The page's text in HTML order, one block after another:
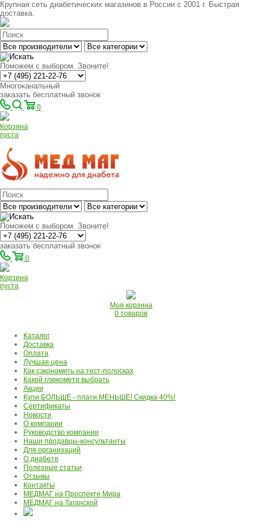
Крупная сеть диабетических магазинов в России с 2001 г. Быстрая
доставка.
Поможем с выбором. Звоните!
Многоканальный
заказать бесплатный звонок
0
Корзина
пуста
Поможем с выбором. Звоните!
заказать бесплатный звонок
0
Корзина
пуста
Моя корзина
0 товаров
Каталог
Доставка
Оплата
Лучшая цена
Как сэкономить на тест-полосках
Какой глюкометр выбрать
Акции
Купи БОЛЬШЕ - плати МЕНЬШЕ! Скидка 40%!
Сертификаты
Новости
О компании
Руководство компании
Наши продавцы-консультанты
Для организаций
О диабете
Полезные статьи
Отзывы
Контакты
МЕДМАГ на Проспекте Мира
МЕДМАГ на Таганской